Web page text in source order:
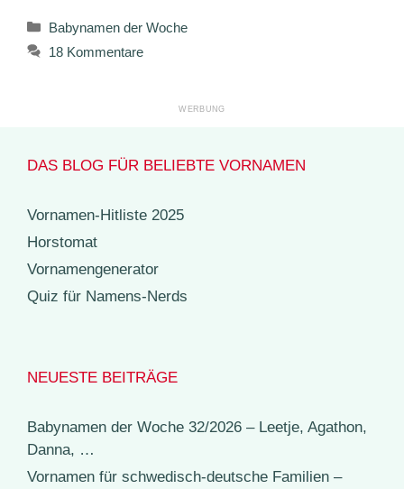
Kategorien
Babynamen der Woche
18 Kommentare
DAS BLOG FÜR BELIEBTE VORNAMEN
Vornamen-Hitliste 2025
Horstomat
Vornamengenerator
Quiz für Namens-Nerds
NEUESTE BEITRÄGE
Babynamen der Woche 32/2026 – Leetje, Agathon,
Danna, …
Vornamen für schwedisch-deutsche Familien –